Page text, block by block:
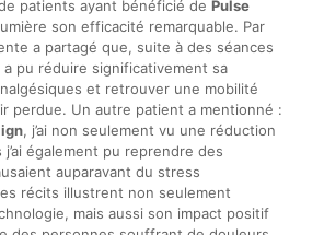
patients ayant bénéficié de Pulse
son efficacité remarquable. Par
a partagé que, suite à des séances
pu réduire significativement sa
et retrouver une mobilité
perdue. Un autre patient a mentionné :
, j’ai non seulement vu une réduction
également pu reprendre des
auparavant du stress
récits illustrent non seulement
mais aussi son impact positif